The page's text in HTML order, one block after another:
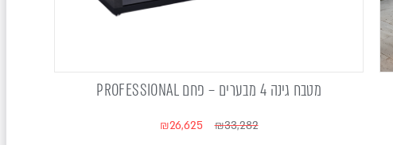
מטבח גינה 4 מבערים – פחם PROFESSIONAL
₪33,282
₪26,625